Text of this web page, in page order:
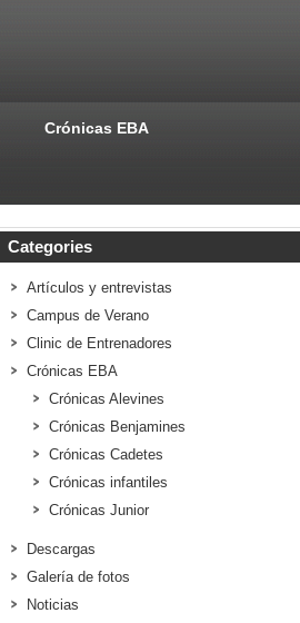
Crónicas EBA
Categories
Artículos y entrevistas
Campus de Verano
Clinic de Entrenadores
Crónicas EBA
Crónicas Alevines
Crónicas Benjamines
Crónicas Cadetes
Crónicas infantiles
Crónicas Junior
Descargas
Galería de fotos
Noticias